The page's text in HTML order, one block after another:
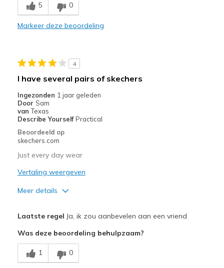
Comfortable
Casual Wear
Width
Sizing
Feels true to size
View On Shoes
5 0
Markeer deze beoordeling
4
I have several pairs of skechers
Ingezonden 1 jaar geleden
Door Sam
van Texas
Describe Yourself Practical
Beoordeeld op
skechers.com
Just every day wear
Vertaling weergeven
Meer details
Laatste regel Ja, ik zou aanbevelen aan een vriend
Was deze beoordeling behulpzaam?
1 0